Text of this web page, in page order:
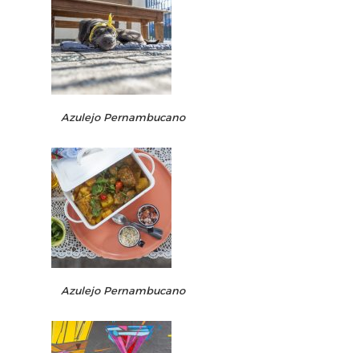
Azulejo Pernambucano
Azulejo Pernambucano